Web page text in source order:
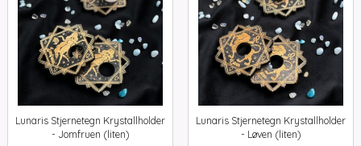
Lunaris Stjernetegn Krystallholder
- Jomfruen (liten)
Lunaris Stjernetegn Krystallholder
- Løven (liten)